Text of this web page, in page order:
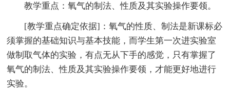
教学重点：氧气的制法、性质及其实验操作要领。
[教学重点确定依据]：氧气的性质、制法是新课标必
须掌握的基础知识与基本技能，而学生第一次进实验室
做制取气体的实验，有点无从下手的感觉，只有掌握了
氧气的制法、性质及其实验操作要领，才能更好地进行
实验。